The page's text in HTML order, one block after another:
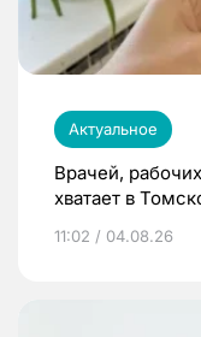
Актуальное
Врачей,
хватает в
11:02 / 04.08.26